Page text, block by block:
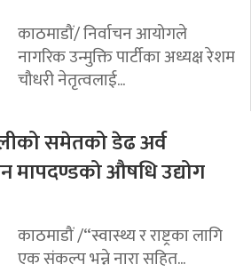
काठमाडौं/ निर्वाचन आयोगले
नागरिक उन्मुक्ति पार्टीका अध्यक्ष रेशम
चौधरी नेतृत्वलाई...
समेतको डेढ अर्व
मापदण्डको औषधि उद्योग
काठमाडौं /“स्वास्थ्य र राष्ट्रका लागि
एक संकल्प भन्ने नारा सहित...